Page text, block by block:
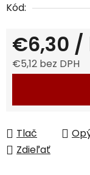
Kód:
€6,30 /
€5,12 bez DPH
Tlač
Zdieľať